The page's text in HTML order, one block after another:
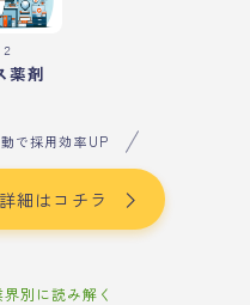
薬剤
で採用効率UP
細はコチラ
別に読み解く